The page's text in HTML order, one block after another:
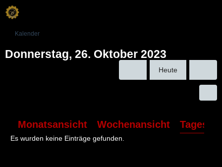
Kalender
Donnerstag, 26. Oktober 2023
Heute
Monatsansicht Wochenansicht
Es wurden keine Einträge gefunden.